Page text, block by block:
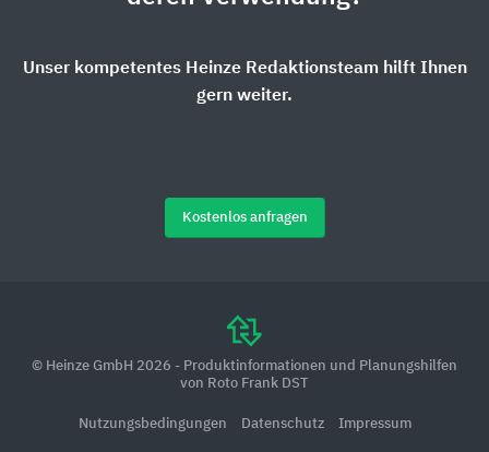
Unser kompetentes Heinze Redaktionsteam hilft Ihnen
gern weiter.
Kostenlos anfragen
© Heinze GmbH 2026 - Produktinformationen und Planungshilfen
von Roto Frank DST
Nutzungsbedingungen Datenschutz Impressum